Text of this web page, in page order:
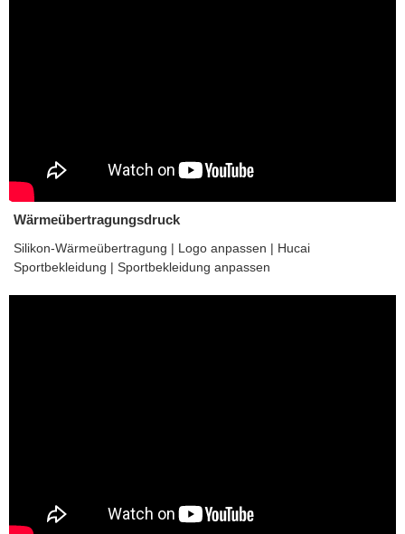
Wärmeübertragungsdruck
Silikon-Wärmeübertragung | Logo anpassen | Hucai
Sportbekleidung | Sportbekleidung anpassen